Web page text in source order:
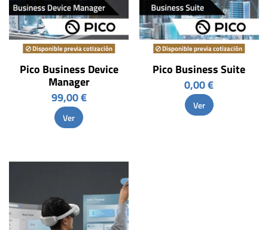
Disponible previa cotización
Pico Business Device
Manager
99,00 €
Ver
Disponible previa cotización
Pico Business Suite
0,00 €
Ver